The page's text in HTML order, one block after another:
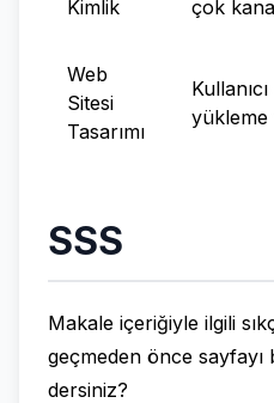
Kimlik
çok
Web
Sitesi
Tasarımı
yükleme
SSS
Makale içeriğiyle ilgili
geçmeden önce
dersiniz?